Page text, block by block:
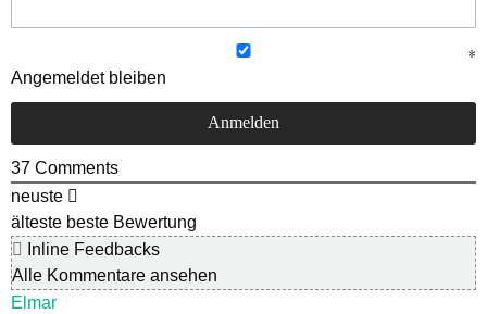
Angemeldet bleiben
37 Comments
neuste
älteste beste Bewertung
Inline Feedbacks
Alle Kommentare ansehen
Elmar